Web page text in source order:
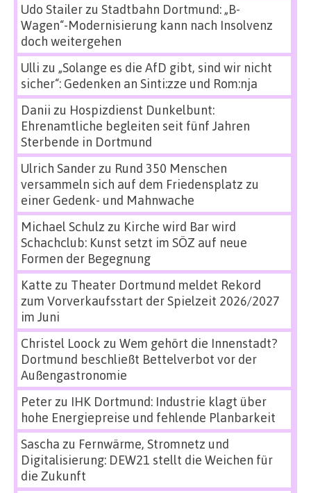
Udo Stailerzu Stadtbahn Dortmund: „B-
Wagen“-Modernisierung kann nach Insolvenz
doch weitergehen
Ulli zu „Solange es die AfD gibt, sind wir nicht
sicher“: Gedenken an Sinti:zze und Rom:nja
Danii zu Hospizdienst Dunkelbunt:
Ehrenamtliche begleiten seit fünf Jahren
Sterbende in Dortmund
Ulrich Sanderzu Rund 350 Menschen
versammeln sich auf dem Friedensplatz zu
einer Gedenk- und Mahnwache
Michael Schulz zu Kirche wird Bar wird
Schachclub: Kunst setzt im SÖZ auf neue
Formen der Begegnung
Katte zu Theater Dortmund meldet Rekord
zum Vorverkaufsstart der Spielzeit 2026/2027
im Juni
Christel Loock zu Wem gehört die Innenstadt?
Dortmund beschließt Bettelverbot vor der
Außengastronomie
Peterzu IHK Dortmund: Industrie klagt über
hohe Energiepreise und fehlende Planbarkeit
Sascha zu Fernwärme, Stromnetz und
Digitalisierung: DEW21 stellt die Weichen für
die Zukunft